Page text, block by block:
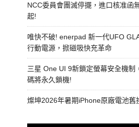
NCC委員會團滅停擺，進口核准函
起!
唯快不破! enerpad 新一代UFO
行動電源，掀磁吸快充革命
三星 One UI 9新鎖定螢幕安全機制
碼將永久鎖機!
燦坤2026年暑期iPhone原廠電池舊